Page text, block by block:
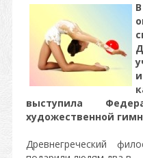
выступила
художественной
Древнегреческий